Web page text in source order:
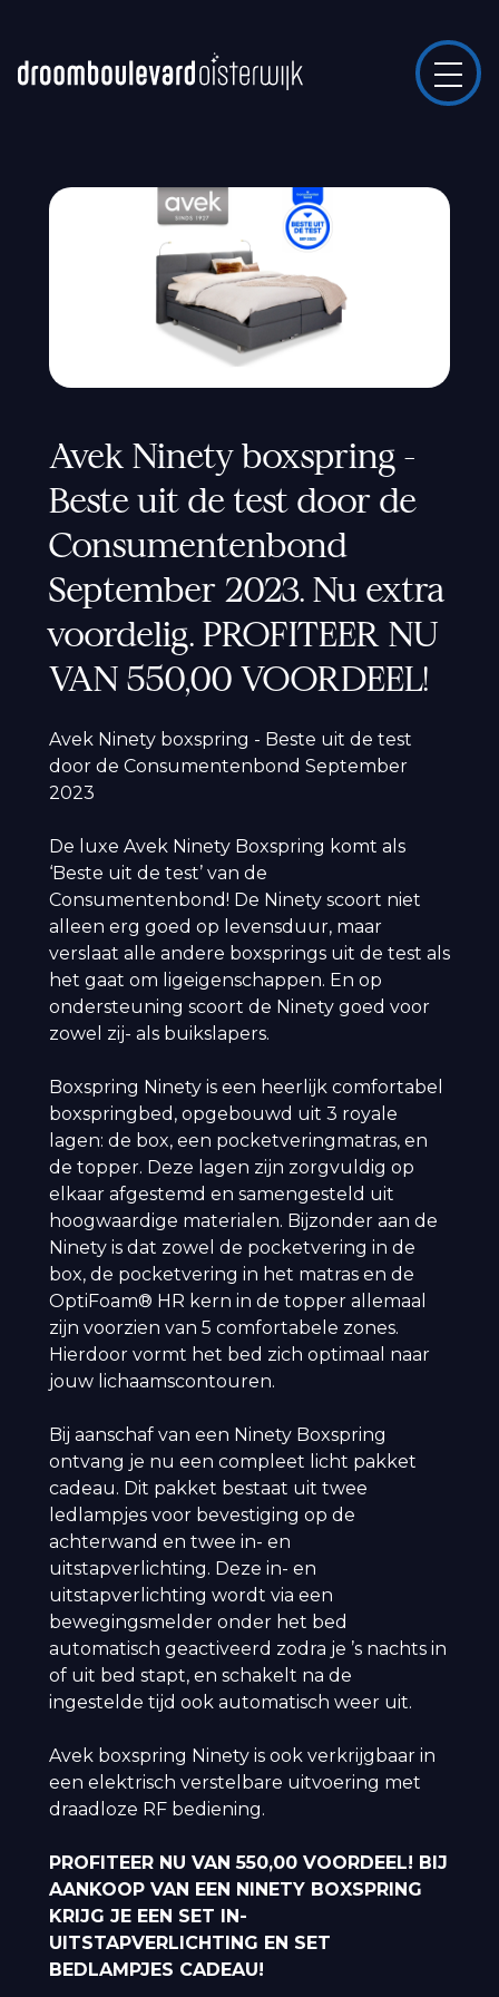
Avek Ninety boxspring -
Beste uit de test door de
Consumentenbond
September 2023. Nu extra
voordelig. PROFITEER NU
VAN 550,00 VOORDEEL!
Avek Ninety boxspring - Beste uit de test
door de Consumentenbond September
2023
De luxe Avek Ninety Boxspring komt als
‘Beste uit de test’ van de
Consumentenbond! De Ninety scoort niet
alleen erg goed op levensduur, maar
verslaat alle andere boxsprings uit de test als
het gaat om ligeigenschappen. En op
ondersteuning scoort de Ninety goed voor
zowel zij- als buikslapers.
Boxspring Ninety is een heerlijk comfortabel
boxspringbed, opgebouwd uit 3 royale
lagen: de box, een pocketveringmatras, en
de topper. Deze lagen zijn zorgvuldig op
elkaar afgestemd en samengesteld uit
hoogwaardige materialen. Bijzonder aan de
Ninety is dat zowel de pocketvering in de
box, de pocketvering in het matras en de
OptiFoam® HR kern in de topper allemaal
zijn voorzien van 5 comfortabele zones.
Hierdoor vormt het bed zich optimaal naar
jouw lichaamscontouren.
Bij aanschaf van een Ninety Boxspring
ontvang je nu een compleet licht pakket
cadeau. Dit pakket bestaat uit twee
ledlampjes voor bevestiging op de
achterwand en twee in- en
uitstapverlichting. Deze in- en
uitstapverlichting wordt via een
bewegingsmelder onder het bed
automatisch geactiveerd zodra je ’s nachts in
of uit bed stapt, en schakelt na de
ingestelde tijd ook automatisch weer uit.
Avek boxspring Ninety is ook verkrijgbaar in
een elektrisch verstelbare uitvoering met
draadloze RF bediening.
PROFITEER NU VAN 550,00 VOORDEEL! BIJ
AANKOOP VAN EEN NINETY BOXSPRING
KRIJG JE EEN SET IN-
UITSTAPVERLICHTING EN SET
BEDLAMPJES CADEAU!